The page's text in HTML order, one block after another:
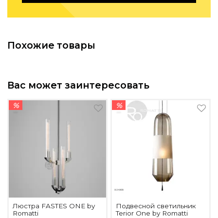
Подбор, производство и комплектация по вашему
Реализованные проекты
Похожие товары
Вас может заинтересовать
%
Люстра FASTES ONE by
Romatti
%
Подвесной светильник
Terior One by Romatti